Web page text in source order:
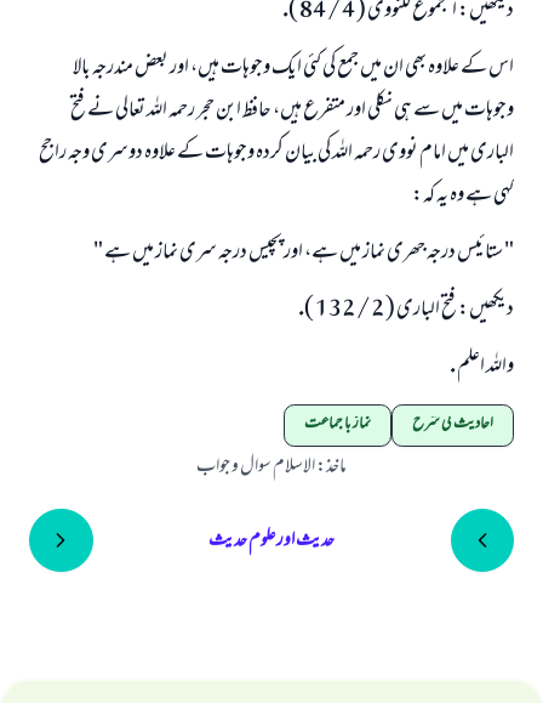
ديكھيں: المجموع للنووى ( 4 / 84 ).
اس كے علاوہ بھى ان ميں جمع كى كئى ايك وجوہات ہيں، اور بعض مندرجہ بالا
وجوہات ميں سے ہى نكلى اور متفرع ہيں، حافظ ابن حجر رحمہ اللہ تعالى نے فتح
البارى ميں امام نووى رحمہ اللہ كى بيان كردہ وجوہات كے علاوہ دوسرى وجہ راجح
كہى ہے وہ يہ كہ:
" ستائيس درجہ جھرى نماز ميں ہے، اور پچيس درجہ سرى نماز ميں ہے "
ديكھيں: فتح البارى ( 2 / 132 ).
واللہ اعلم .
احادیث کی شرح نماز با جماعت
ماخذ:الاسلام سوال و جواب
حدیث اور علوم حدیث